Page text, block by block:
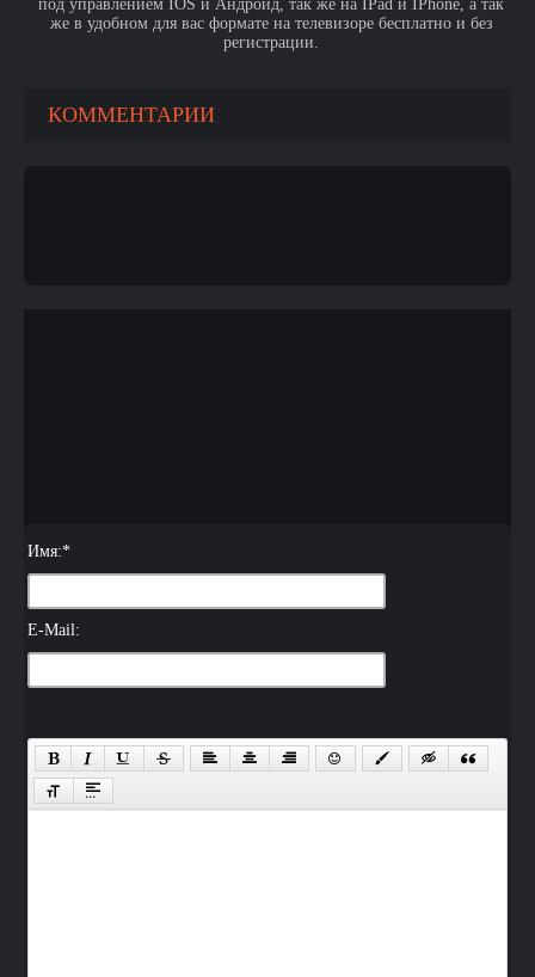
под управлением IOS и Андроид, так же на IPad и IPhone, а так
же в удобном для вас формате на телевизоре бесплатно и без
регистрации.
КОММЕНТАРИИ
Имя:*
E-Mail: